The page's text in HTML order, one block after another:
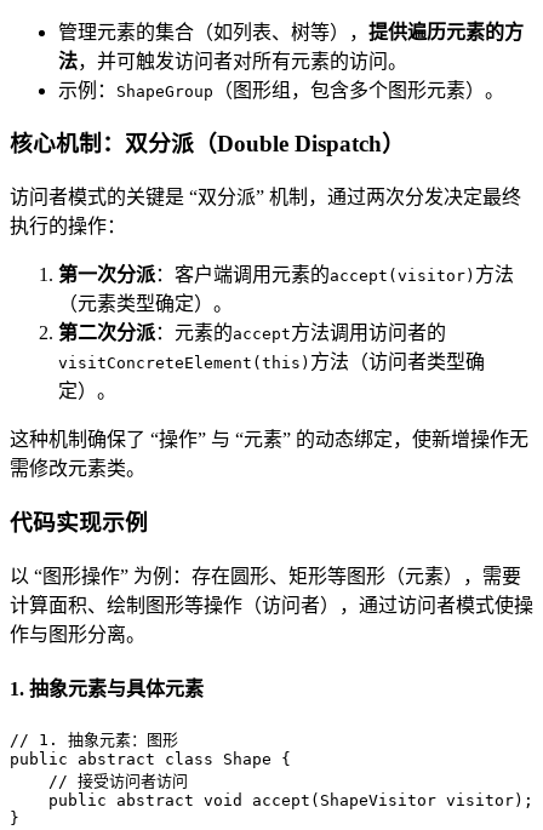
管理元素的集合（如列表、树等）， 提供遍历元素的方
法，并可触发访问者对所有元素的访问。
示例：
ShapeGroup （图形组，包含多个图形元素）。
核心机制：双分派（Double Dispatch）
访问者模式的关键是 “双分派” 机制，通过两次分发决定最终
执行的操作：
第一次分派：客户端调用元素的accept(visitor) 方法
（元素类型确定）。
第二次分派：元素的accept方法调用访问者的
visitConcreteElement(this) 方法（访问者类型确
定）。
这种机制确保了 “操作” 与 “元素” 的动态绑定，使新增操作无
需修改元素类。
代码实现示例
以 “图形操作” 为例：存在圆形、矩形等图形（元素），需要
计算面积、绘制图形等操作（访问者），通过访问者模式使操
作与图形分离。
1. 抽象元素与具体元素
// 1. 抽象元素：图形
public
abstract class Shape {
// 接受访问者访问
public
abstract void accept (ShapeVisitor visitor) ;
}